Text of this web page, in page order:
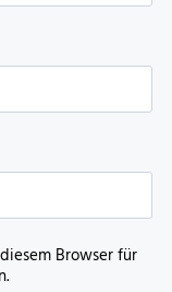
Browser für